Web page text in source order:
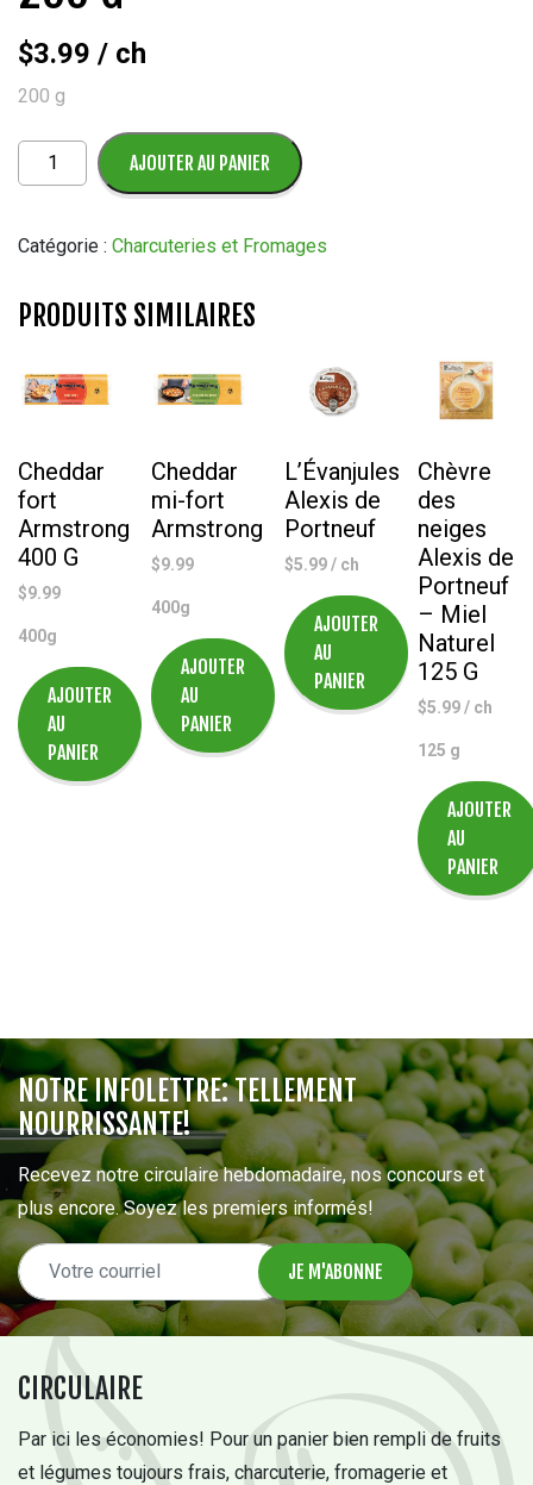
$3.99 / ch
200 g
quantité
de
Caserta
g
AJOUTER AU PANIER
Catégorie : Charcuteries et Fromages
PRODUITS SIMILAIRES
Cheddar
fort
Armstrong
400 G
$9.99
400g
AJOUTER
AU
PANIER
Cheddar
mi-fort
Armstrong
$9.99
400g
AJOUTER
AU
PANIER
L’Évanjules
Alexis de
Portneuf
$5.99/ ch
AJOUTER
AU
PANIER
Chèvre
des
neiges
Alexis de
Portneuf
– Miel
Naturel
125 G
$5.99/ ch
125 g
AJOUTER
AU
PANIER
CIRCULAIRE
Par ici les économies! Pour un panier bien rempli de fruits
et légumes toujours frais, charcuterie, fromagerie et
NOTRE INFOLETTRE: TELLEMENT
NOURRISSANTE!
Recevez notre circulaire hebdomadaire, nos concours et
plus encore. Soyez les premiers informés!